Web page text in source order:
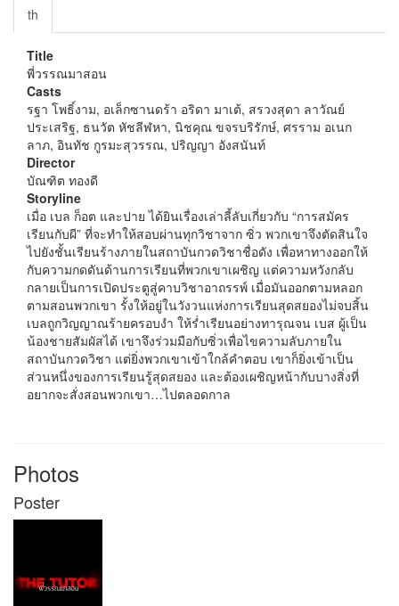
th
Title
พี่วรรณมาสอน
Casts
รฐา โพธิ์งาม, อเล็กซานดร้า อริดา มาเต้, สรวงสุดา ลาวัณย์
ประเสริฐ, ธนวัต หัชลีฬหา, นิชคุณ ขจรบริรักษ์, ศรราม อเนก
ลาภ, อินทัช กูรมะสุวรรณ, ปริญญา อังสนันท์
Director
บัณฑิต ทองดี
Storyline
เมื่อ เบล ก็อต และปาย ได้ยินเรื่องเล่าลี้ลับเกี่ยวกับ “การสมัคร
เรียนกับผี” ที่จะทำให้สอบผ่านทุกวิชาจาก ซิ่ว พวกเขาจึงตัดสินใจ
ไปยังชั้นเรียนร้างภายในสถาบันกวดวิชาชื่อดัง เพื่อหาทางออกให้
กับความกดดันด้านการเรียนที่พวกเขาเผชิญ แต่ความหวังกลับ
กลายเป็นการเปิดประตูสู่คาบวิชาอาถรรพ์ เมื่อมันออกตามหลอก
ตามสอนพวกเขา รั้งให้อยู่ในวังวนแห่งการเรียนสุดสยองไม่จบสิ้น
เบลถูกวิญญาณร้ายครอบงำ ให้ร่ำเรียนอย่างทารุณจน เบส ผู้เป็น
น้องชายสัมผัสได้ เขาจึงร่วมมือกับซิ่วเพื่อไขความลับภายใน
สถาบันกวดวิชา แต่ยิ่งพวกเขาเข้าใกล้คำตอบ เขาก็ยิ่งเข้าเป็น
ส่วนหนึ่งของการเรียนรู้สุดสยอง และต้องเผชิญหน้ากับบางสิ่งที่
อยากจะสั่งสอนพวกเขา…ไปตลอดกาล
Photos
Poster